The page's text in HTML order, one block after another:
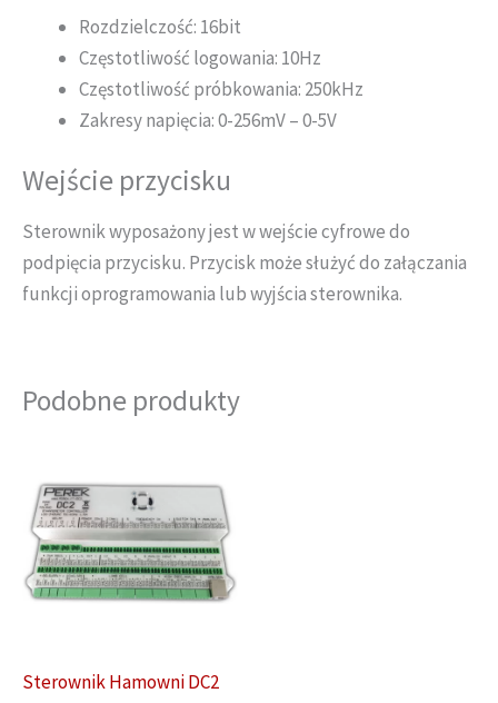
Rozdzielczość: 16bit
Częstotliwość logowania: 10Hz
Częstotliwość próbkowania: 250kHz
Zakresy napięcia: 0-256mV – 0-5V
Wejście przycisku
Sterownik wyposażony jest w wejście cyfrowe do
podpięcia przycisku. Przycisk może służyć do załączania
funkcji oprogramowania lub wyjścia sterownika.
Podobne produkty
Sterownik Hamowni DC2